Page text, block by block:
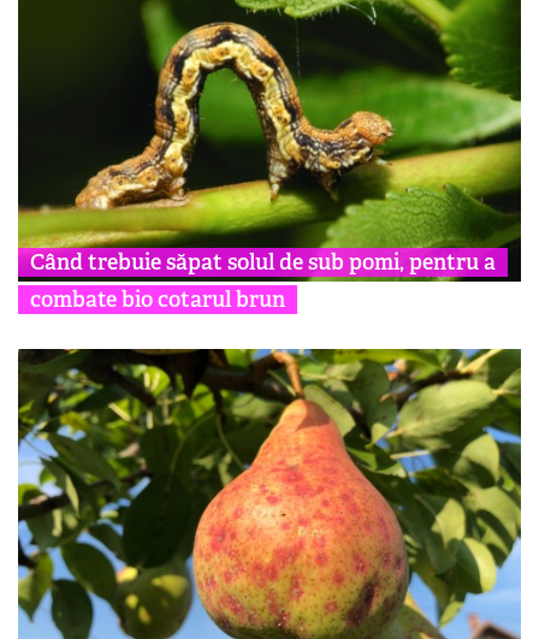
Când trebuie săpat solul de sub pomi, pentru a
combate bio cotarul brun